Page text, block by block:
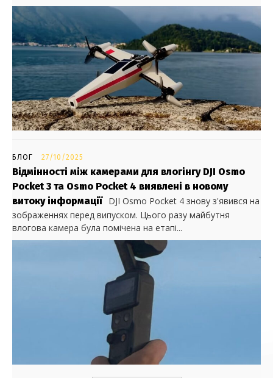
БЛОГ 27/10/2025
Відмінності між камерами для влогінгу DJI Osmo
Pocket 3 та Osmo Pocket 4 виявлені в новому
витоку інформації DJI Osmo Pocket 4 знову з'явився на
зображеннях перед випуском. Цього разу майбутня
влогова камера була помічена на етапі...